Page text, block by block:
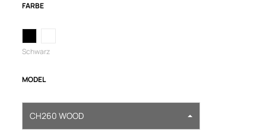
FARBE
Schwarz
MODEL
CH260 WOOD